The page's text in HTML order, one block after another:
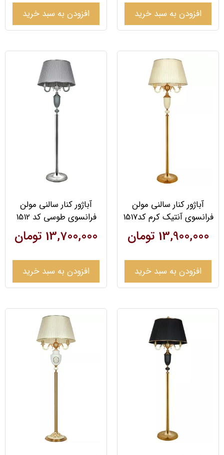
افزودن به سبد خرید افزودن به سبد خرید
آباژور کنار سالنی مولن
فرانسوی آنتیک کرم کد1517
13,900,000 تومان
افزودن به سبد خرید
آباژور کنار سالنی مولن
فرانسوی طوسی کد 1512
13,700,000 تومان
افزودن به سبد خرید